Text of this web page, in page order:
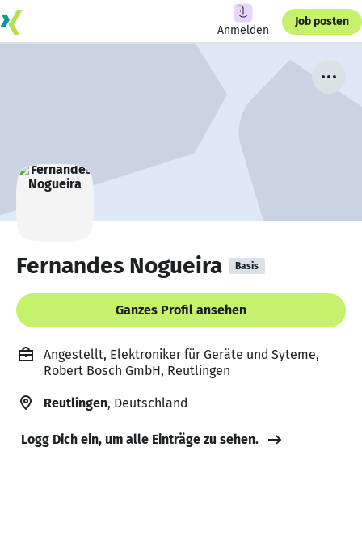
Anmelden
Job posten
Fernandes Nogueira Basis
Ganzes Profil ansehen
Angestellt, Elektroniker für Geräte und Syteme,
Robert Bosch GmbH, Reutlingen
Reutlingen, Deutschland
Logg Dich ein, um alle Einträge zu sehen.